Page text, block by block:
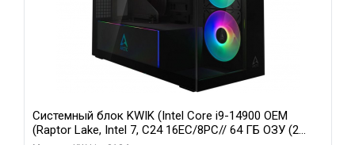
Системный блок KWIK (Intel Core i9-14900 OEM
(Raptor Lake, Intel 7, C24 16EC/8PC// 64 ГБ ОЗУ (2